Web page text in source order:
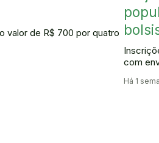
valor de R$ 700 por quatro
com
Há 1